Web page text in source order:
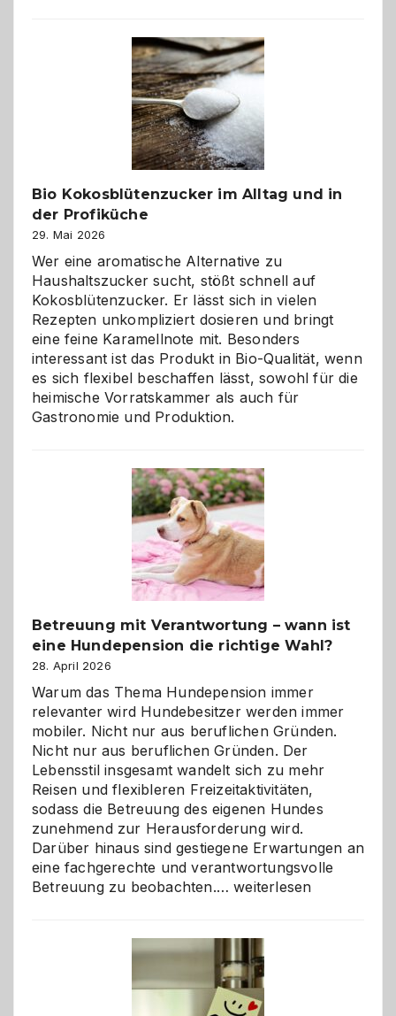
Freund
in
Gefahr
ist:
Brandschutz
für
Hunde
eigenen
Bio Kokosblütenzucker im Alltag und in
der Profiküche
29. Mai 2026
Wer eine aromatische Alternative zu
Haushaltszucker sucht, stößt schnell auf
Kokosblütenzucker. Er lässt sich in vielen
Rezepten unkompliziert dosieren und bringt
eine feine Karamellnote mit. Besonders
interessant ist das Produkt in Bio-Qualität, wenn
es sich flexibel beschaffen lässt, sowohl für die
heimische Vorratskammer als auch für
Gastronomie und Produktion.
Betreuung mit Verantwortung – wann ist
eine Hundepension die richtige Wahl?
28. April 2026
Warum das Thema Hundepension immer
relevanter wird Hundebesitzer werden immer
mobiler. Nicht nur aus beruflichen Gründen.
Nicht nur aus beruflichen Gründen. Der
Lebensstil insgesamt wandelt sich zu mehr
Reisen und flexibleren Freizeitaktivitäten,
sodass die Betreuung des eigenen Hundes
zunehmend zur Herausforderung wird.
Darüber hinaus sind gestiegene Erwartungen an
eine fachgerechte und verantwortungsvolle
Betreuung zu beobachten.…Betreuung
wann
ist
eine
weiterlesen